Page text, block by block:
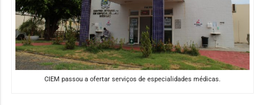
CIEM passou a ofertar serviços de especialidades médicas.